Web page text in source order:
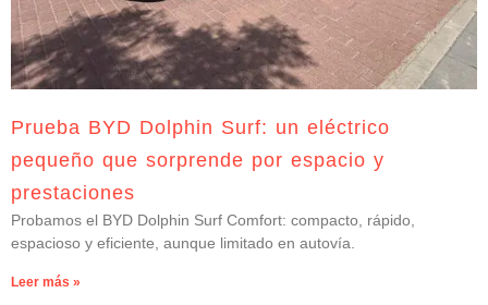
Prueba BYD Dolphin Surf: un eléctrico
pequeño que sorprende por espacio y
prestaciones
Probamos el BYD Dolphin Surf Comfort: compacto, rápido,
espacioso y eficiente, aunque limitado en autovía.
Leer más »